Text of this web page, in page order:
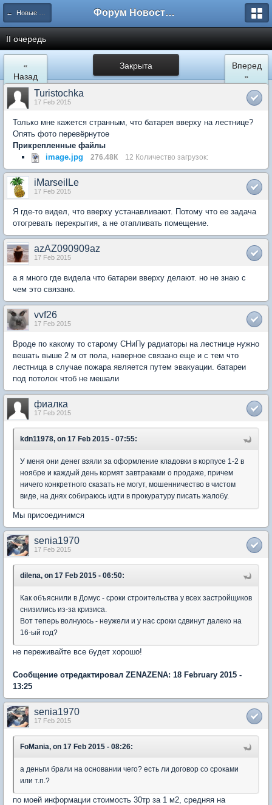
← Новые Водники Форум Новостройки
II очередь
Закрыта
«
Назад
Вперед
»
Turistochka
17 Feb 2015
Только мне кажется странным, что батарея вверху на лестнице?
Опять фото перевёрнутое
Прикрепленные файлы
image.jpg
276.48К 12 Количество загрузок:
iMarseilLe
17 Feb 2015
Я где-то видел, что вверху устанавливают. Потому что ее задача
отогревать перекрытия, а не отапливать помещение.
azAZ090909az
17 Feb 2015
а я много где видела что батареи вверху делают. но не знаю с
чем это связано.
vvf26
17 Feb 2015
Вроде по какому то старому СНиПу радиаторы на лестнице нужно
вешать выше 2 м от пола, наверное связано еще и с тем что
лестница в случае пожара является путем эвакуации. батареи
под потолок чтоб не мешали
фиалка
17 Feb 2015
kdn11978, on 17 Feb 2015 - 07:55:
У меня они денег взяли за оформление кладовки в корпусе 1-2 в
ноябре и каждый день кормят завтраками о продаже, причем
ничего конкретного сказать не могут, мошенничество в чистом
виде, на днях собираюсь идти в прокуратуру писать жалобу.
Мы присоединимся
senia1970
17 Feb 2015
dilena, on 17 Feb 2015 - 06:50:
Как объяснили в Домус - сроки строительства у всех застройщиков
снизились из-за кризиса.
Вот теперь волнуюсь - неужели и у нас сроки сдвинут далеко на
16-ый год?
не переживайте все будет хорошо!
Сообщение отредактировал ZENAZENA: 18 February 2015 -
13:25
senia1970
17 Feb 2015
FoMania, on 17 Feb 2015 - 08:26:
а деньги брали на основании чего? есть ли договор со сроками
или т.п.?
по моей информации стоимость 30тр за 1 м2, средняя на